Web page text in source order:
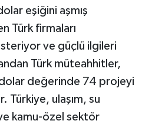
eşiğini aşmış
Türk firmaları
ve güçlü ilgileri
Türk müteahhitler,
değerinde 74 projeyi
Türkiye, ulaşım, su
kamu-özel sektör